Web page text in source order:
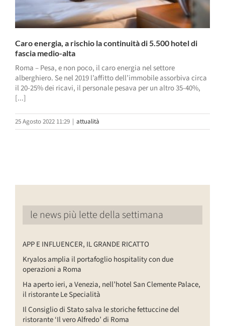
Caro energia, a rischio la continuità di 5.500 hotel di
fascia medio-alta
Roma – Pesa, e non poco, il caro energia nel settore
alberghiero. Se nel 2019 l’affitto dell’immobile assorbiva circa
il 20-25% dei ricavi, il personale pesava per un altro 35-40%,
[...]
25 Agosto 2022 11:29 | attualità
le news più lette della settimana
APP E INFLUENCER, IL GRANDE RICATTO
Kryalos amplia il portafoglio hospitality con due
operazioni a Roma
Ha aperto ieri, a Venezia, nell’hotel San Clemente Palace,
il ristorante Le Specialità
Il Consiglio di Stato salva le storiche fettuccine del
ristorante ‘Il vero Alfredo’ di Roma